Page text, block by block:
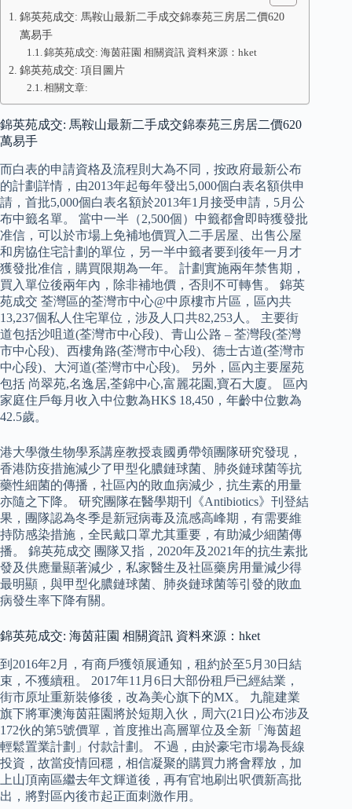
錦英苑成交: 馬鞍山最新二手成交錦泰苑三房居二價620
萬易手
錦英苑成交: 海茵莊園 相關資訊 資料來源：hket
錦英苑成交: 項目圖片
相關文章:
錦英苑成交: 馬鞍山最新二手成交錦泰苑三房居二價620
萬易手
而白表的申請資格及流程則大為不同，按政府最新公布
的計劃詳情，由2013年起每年發出5,000個白表名額供申
請，首批5,000個白表名額於2013年1月接受申請，5月公
布中籤名單。 當中一半（2,500個）中籤都會即時獲發批
准信，可以於市場上免補地價買入二手居屋、出售公屋
和房協住宅計劃的單位，另一半中籤者要到後年一月才
獲發批准信，購買限期為一年。 計劃實施兩年禁售期，
買入單位後兩年內，除非補地價，否則不可轉售。 錦英
苑成交 荃灣區的荃灣市中心@中原樓市片區，區內共
13,237個私人住宅單位，涉及人口共82,253人。 主要街
道包括沙咀道(荃灣市中心段)、青山公路 – 荃灣段(荃灣
市中心段)、西樓角路(荃灣市中心段)、德士古道(荃灣市
中心段)、大河道(荃灣市中心段)。 另外，區內主要屋苑
包括 尚翠苑,名逸居,荃錦中心,富麗花園,寶石大廈。 區內
家庭住戶每月收入中位數為HK$ 18,450，年齡中位數為
42.5歲。
港大學微生物學系講座教授袁國勇帶領團隊研究發現，
香港防疫措施減少了甲型化膿鏈球菌、肺炎鏈球菌等抗
藥性細菌的傳播，社區內的敗血病減少，抗生素的用量
亦隨之下降。 研究團隊在醫學期刊《Antibiotics》刊登結
果，團隊認為冬季是新冠病毒及流感高峰期，有需要維
持防感染措施，全民戴口罩尤其重要，有助減少細菌傳
播。 錦英苑成交 團隊又指，2020年及2021年的抗生素批
發及供應量顯著減少，私家醫生及社區藥房用量減少得
最明顯，與甲型化膿鏈球菌、肺炎鏈球菌等引發的敗血
病發生率下降有關。
錦英苑成交: 海茵莊園 相關資訊 資料來源：hket
到2016年2月，有商戶獲領展通知，租約於至5月30日結
束，不獲續租。 2017年11月6日大部份租戶已經結業，
街市原址重新裝修後，改為美心旗下的MX。 九龍建業
旗下將軍澳海茵莊園將於短期入伙，周六(21日)公布涉及
172伙的第5號價單，首度推出高層單位及全新「海茵超
輕鬆置業計劃」付款計劃。 不過，由於豪宅市場為長線
投資，故當疫情回穩，相信凝聚的購買力將會釋放，加
上山頂南區繼去年文輝道後，再有官地刷出呎價新高批
出，將對區內後市起正面刺激作用。